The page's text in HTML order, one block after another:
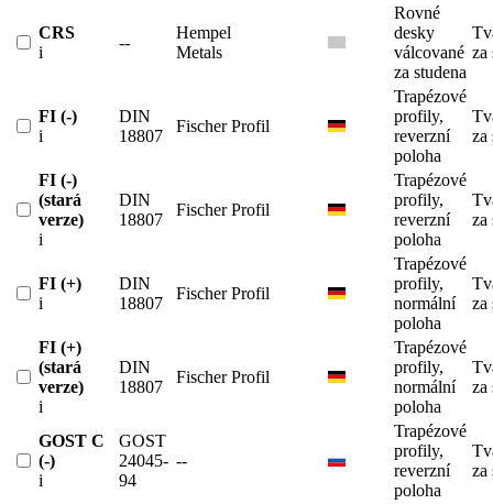
CRS
i
--
Hempel
Metals
Rovné
desky
válcované
za studena
za
FI (-)
i
DIN
18807
Fischer Profil
Trapézové
profily,
reverzní
poloha
za
FI (-)
(stará
verze)
i
DIN
18807
Fischer Profil
Trapézové
profily,
reverzní
poloha
za
FI (+)
i
DIN
18807
Fischer Profil
Trapézové
profily,
normální
poloha
za
FI (+)
(stará
verze)
i
DIN
18807
Fischer Profil
Trapézové
profily,
normální
poloha
za
GOST C
(-)
i
GOST
24045-
94
--
Trapézové
profily,
reverzní
poloha
za